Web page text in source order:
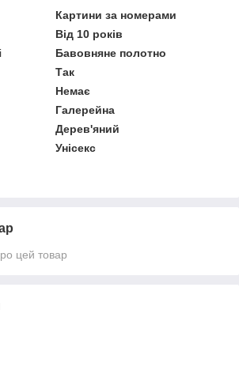
Картини за номерами
Від 10 років
Бавовняне полотно
Так
Немає
Галерейна
Дерев'яний
Унісекс
цей товар